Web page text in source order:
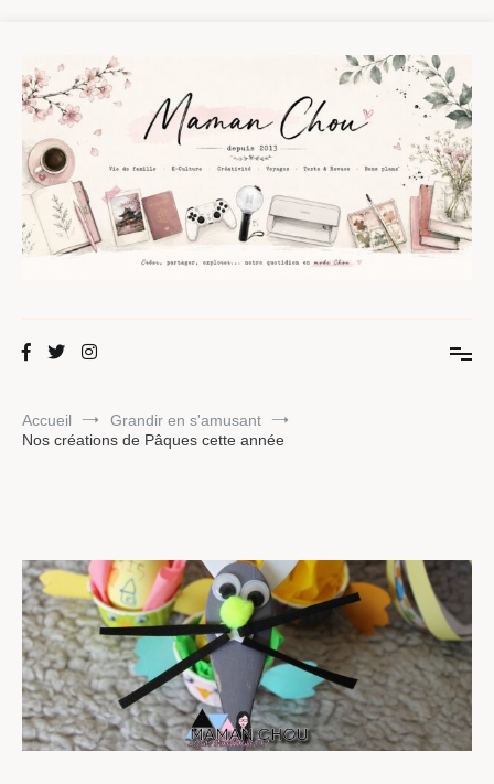
contenu
Maman Chou
Accueil
Grandir en s'amusant
Nos créations de Pâques cette année